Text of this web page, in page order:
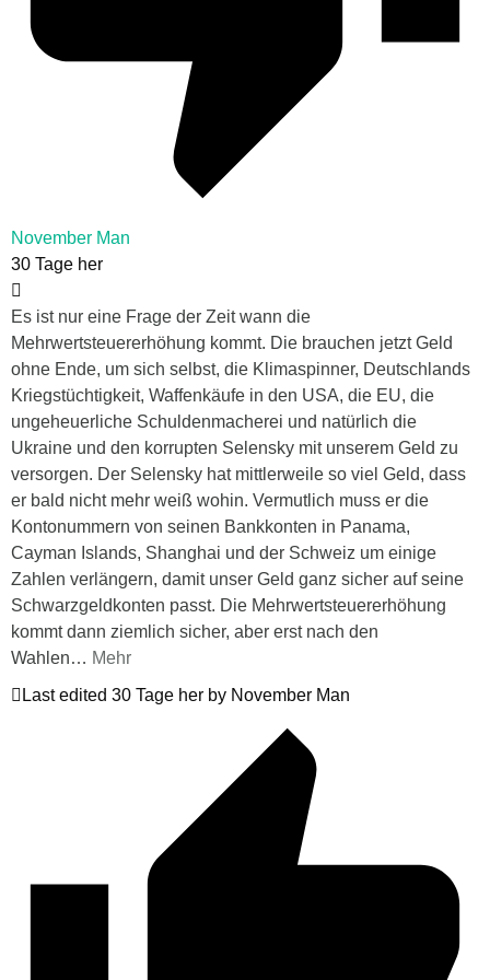
November Man
30 Tage her
Es ist nur eine Frage der Zeit wann die
Mehrwertsteuererhöhung kommt. Die brauchen jetzt Geld
ohne Ende, um sich selbst, die Klimaspinner, Deutschlands
Kriegstüchtigkeit, Waffenkäufe in den USA, die EU, die
ungeheuerliche Schuldenmacherei und natürlich die
Ukraine und den korrupten Selensky mit unserem Geld zu
versorgen. Der Selensky hat mittlerweile so viel Geld, dass
er bald nicht mehr weiß wohin. Vermutlich muss er die
Kontonummern von seinen Bankkonten in Panama,
Cayman Islands, Shanghai und der Schweiz um einige
Zahlen verlängern, damit unser Geld ganz sicher auf seine
Schwarzgeldkonten passt. Die Mehrwertsteuererhöhung
kommt dann ziemlich sicher, aber erst nach den
Wahlen… Mehr
Last edited 30 Tage her by November Man